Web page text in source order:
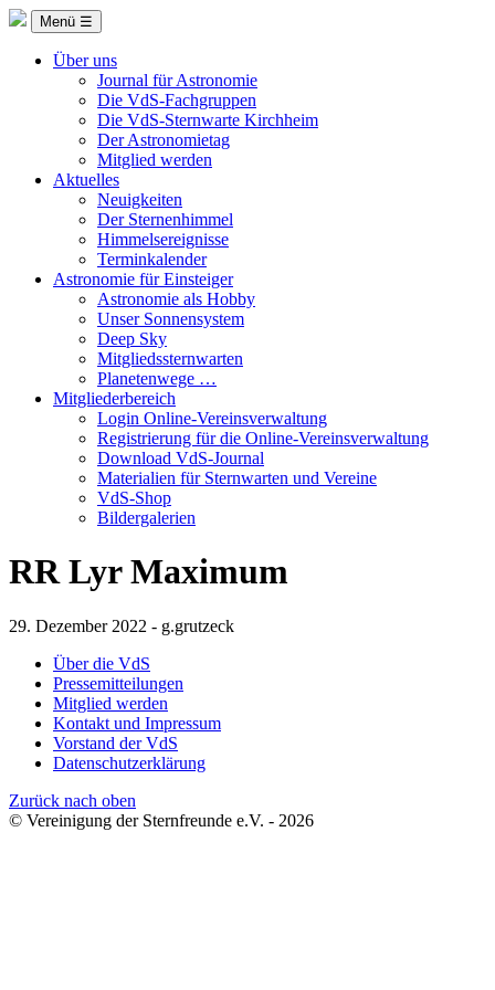
Menü ☰
Über uns
Journal für Astronomie
Die VdS-Fachgruppen
Die VdS-Sternwarte Kirchheim
Der Astronomietag
Mitglied werden
Aktuelles
Neuigkeiten
Der Sternenhimmel
Himmelsereignisse
Terminkalender
Astronomie für Einsteiger
Astronomie als Hobby
Unser Sonnensystem
Deep Sky
Mitgliedssternwarten
Planetenwege …
Mitgliederbereich
Login Online-Vereinsverwaltung
Registrierung für die Online-Vereinsverwaltung
Download VdS-Journal
Materialien für Sternwarten und Vereine
VdS-Shop
Bildergalerien
RR Lyr Maximum
29. Dezember 2022 - g.grutzeck
Über die VdS
Pressemitteilungen
Mitglied werden
Kontakt und Impressum
Vorstand der VdS
Datenschutzerklärung
Zurück nach oben
© Vereinigung der Sternfreunde e.V. - 2026